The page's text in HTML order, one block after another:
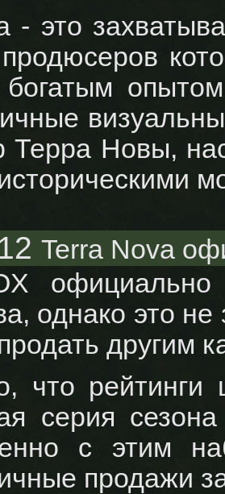
- это
Терра Новы,
Terra Nova
однако это не
другим
что
серия
с этим
продажи